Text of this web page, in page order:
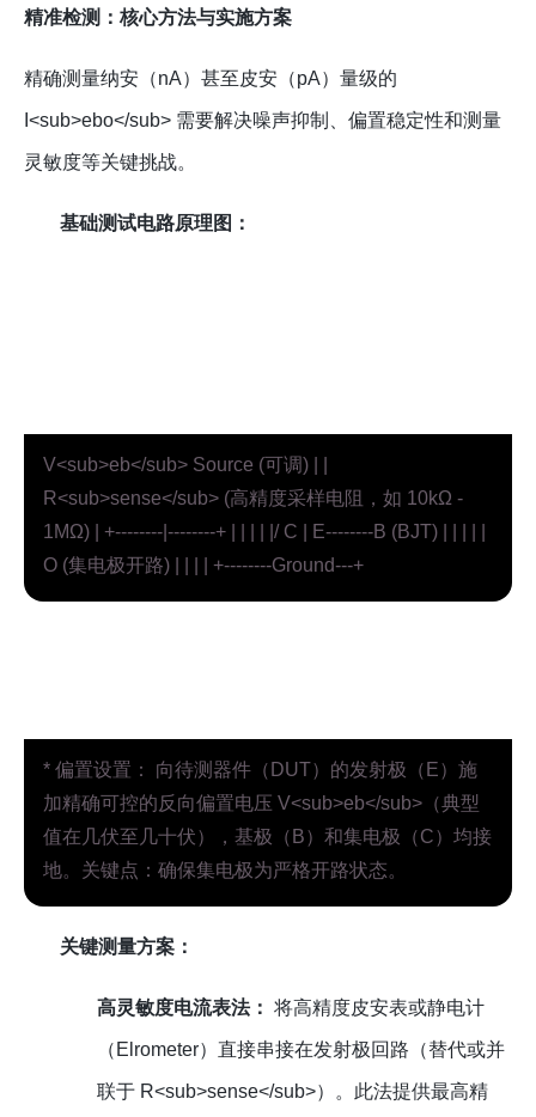
精准检测：核心方法与实施方案
精确测量纳安（nA）甚至皮安（pA）量级的
I<sub>ebo</sub> 需要解决噪声抑制、偏置稳定性和测量
灵敏度等关键挑战。
基础测试电路原理图：
V<sub>eb</sub> Source (可调) | |
R<sub>sense</sub> (高精度采样电阻，如 10kΩ -
1MΩ) | +--------|--------+ | | | | |/ C | E--------B (BJT) | | | | |
O (集电极开路) | | | | +--------Ground---+
* 偏置设置： 向待测器件（DUT）的发射极（E）施
加精确可控的反向偏置电压 V<sub>eb</sub>（典型
值在几伏至几十伏），基极（B）和集电极（C）均接
地。关键点：确保集电极为严格开路状态。
关键测量方案：
高灵敏度电流表法： 将高精度皮安表或静电计
（Elrometer）直接串接在发射极回路（替代或并
联于 R<sub>sense</sub>）。此法提供最高精